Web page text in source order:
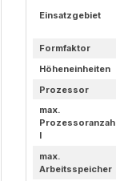
Einsatzgebiet
Formfaktor
Höheneinheiten
Prozessor
max.
Prozessoranzah
l
max.
Arbeitsspeicher